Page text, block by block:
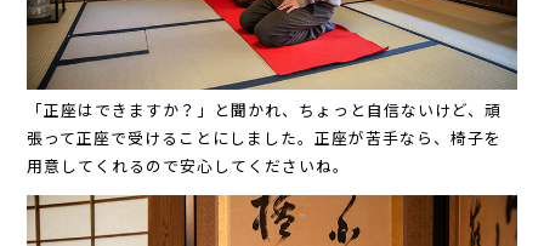
「正座はできますか？」と聞かれ、ちょっと自信ないけど、頑
張って正座で受けることにしました。正座が苦手なら、椅子を
用意してくれるので安心してくださいね。